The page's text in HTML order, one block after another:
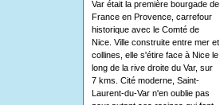
Var était la première bourgade de
France en Provence, carrefour
historique avec le Comté de
Nice. Ville construite entre mer et
collines, elle s'étire face à Nice le
long de la rive droite du Var, sur
7 kms. Cité moderne, Saint-
Laurent-du-Var n'en oublie pas